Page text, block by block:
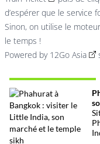
d’espérer que le service
Sinon, on utilise le
le temps !
Powered by 12Go Asia